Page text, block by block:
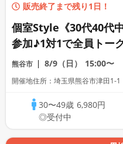
販売終了まで残り1日！
個室Style《30代40代
参加♪1対1で全員トー
活パーティー
熊谷市 8/9（日） 15:00〜
開催地住所：埼玉県熊谷市津田1-
30〜49歳 6,980円
◎受付中